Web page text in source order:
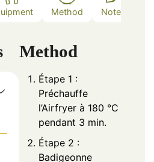
Method Notes
Method
Étape 1 :
Préchauffe
l’Airfryer à 180 °C
pendant 3 min.
Étape 2 :
Badigeonne